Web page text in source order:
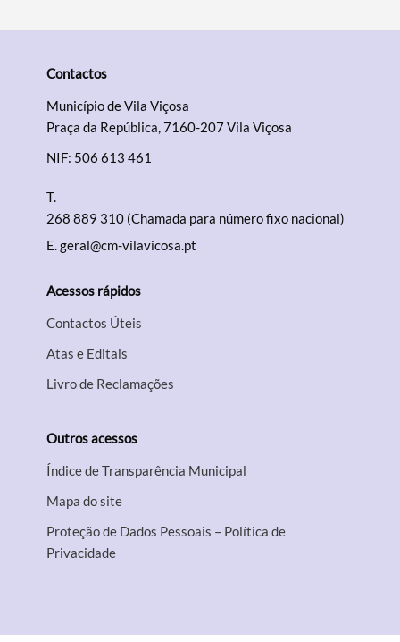
Contactos
Município de Vila Viçosa
Praça da República, 7160-207 Vila Viçosa
NIF: 506 613 461
T.
268 889 310 (Chamada para número fixo nacional)
E.geral@cm-vilavicosa.pt
Acessos rápidos
Contactos Úteis
Atas e Editais
Livro de Reclamações
Outros acessos
Índice de Transparência Municipal
Mapa do site
Proteção de Dados Pessoais – Política de
Privacidade